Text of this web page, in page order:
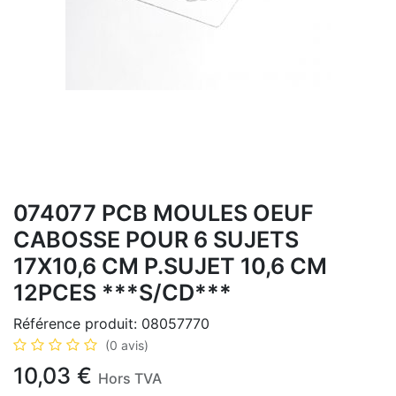
074077 PCB MOULES OEUF
CABOSSE POUR 6 SUJETS
17X10,6 CM P.SUJET 10,6 CM
12PCES ***S/CD***
Référence produit: 08057770
(0 avis)
10,03 € Hors TVA